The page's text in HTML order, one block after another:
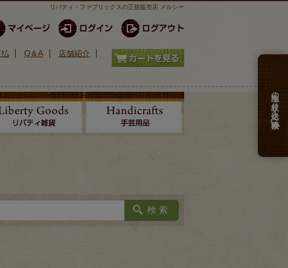
リバティ・ファブリックスの正規販売店 メルシー
Q＆A 店舗紹介
生地の絞り込み検索